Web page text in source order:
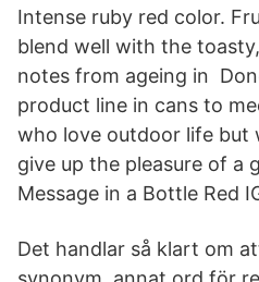
Intense ruby red color.
blend well with the
notes from ageing in
product line in cans to
who love outdoor life but
give up the pleasure of a
Message in a Bottle Red
Det handlar så klart om